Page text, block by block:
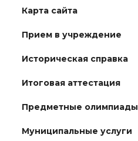
Карта сайта
Прием в учреждение
Историческая справка
Итоговая аттестация
Предметные олимпиады
Муниципальные услуги